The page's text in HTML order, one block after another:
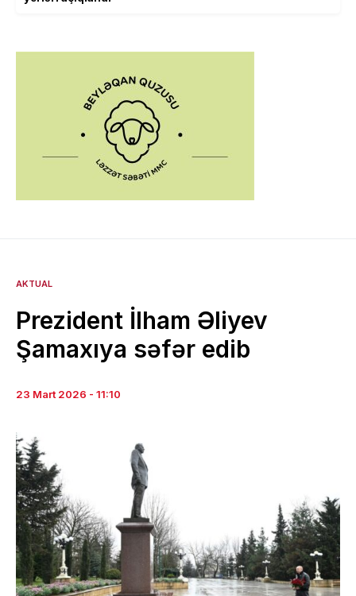
AKTUAL
Prezident İlham Əliyev
Şamaxıya səfər edib
23 Mart 2026 - 11:10